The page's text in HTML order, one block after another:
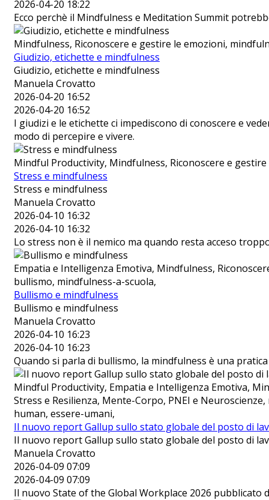
2026-04-20 18:22
Ecco perchè il Mindfulness e Meditation Summit
Mindfulness, Riconoscere e gestire le emozioni,
Giudizio, etichette e mindfulness
Giudizio, etichette e mindfulness
Manuela Crovatto
2026-04-20 16:52
2026-04-20 16:52
I giudizi e le etichette ci impediscono di conoscere e
modo di percepire e vivere.
Mindful Productivity, Mindfulness, Riconoscere e
Stress e mindfulness
Stress e mindfulness
Manuela Crovatto
2026-04-10 16:32
2026-04-10 16:32
Lo stress non è il nemico ma quando resta acceso
Empatia e Intelligenza Emotiva, Mindfulness,
bullismo, mindfulness-a-scuola,
Bullismo e mindfulness
Bullismo e mindfulness
Manuela Crovatto
2026-04-10 16:23
2026-04-10 16:23
Quando si parla di bullismo, la mindfulness è una
Mindful Productivity, Empatia e Intelligenza Emotiva,
Stress e Resilienza, Mente-Corpo, PNEI e
human, essere-umani,
Il nuovo report Gallup sullo stato globale del posto di
Il nuovo report Gallup sullo stato globale del posto di
Manuela Crovatto
2026-04-09 07:09
2026-04-09 07:09
Il nuovo State of the Global Workplace 2026